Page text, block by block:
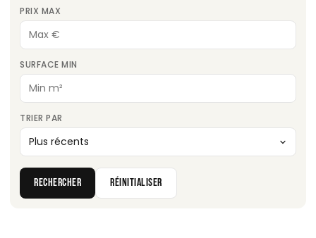
PRIX MAX
SURFACE MIN
TRIER PAR
RECHERCHER RÉINITIALISER